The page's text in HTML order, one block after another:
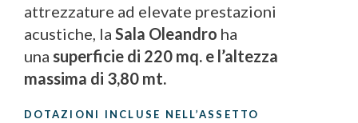
attrezzature ad elevate prestazioni
acustiche, la Sala Oleandro ha
una superficie di 220 mq. e l’altezza
massima di 3,80 mt.
DOTAZIONI INCLUSE NELL’ASSETTO